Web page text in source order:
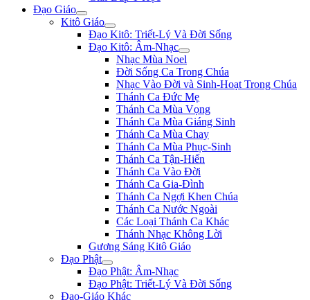
Đạo Giáo
Kitô Giáo
Đạo Kitô: Triết-Lý Và Đời Sống
Đạo Kitô: Âm-Nhạc
Nhạc Mùa Noel
Đời Sống Ca Trong Chúa
Nhạc Vào Đời và Sinh-Hoạt Trong Chúa
Thánh Ca Đức Mẹ
Thánh Ca Mùa Vọng
Thánh Ca Mùa Giáng Sinh
Thánh Ca Mùa Chay
Thánh Ca Mùa Phục-Sinh
Thánh Ca Tận-Hiến
Thánh Ca Vào Đời
Thánh Ca Gia-Đình
Thánh Ca Ngợi Khen Chúa
Thánh Ca Nước Ngoài
Các Loại Thánh Ca Khác
Thánh Nhạc Không Lời
Gương Sáng Kitô Giáo
Đạo Phật
Đạo Phật: Âm-Nhạc
Đạo Phật: Triết-Lý Và Đời Sống
Đạo-Giáo Khác